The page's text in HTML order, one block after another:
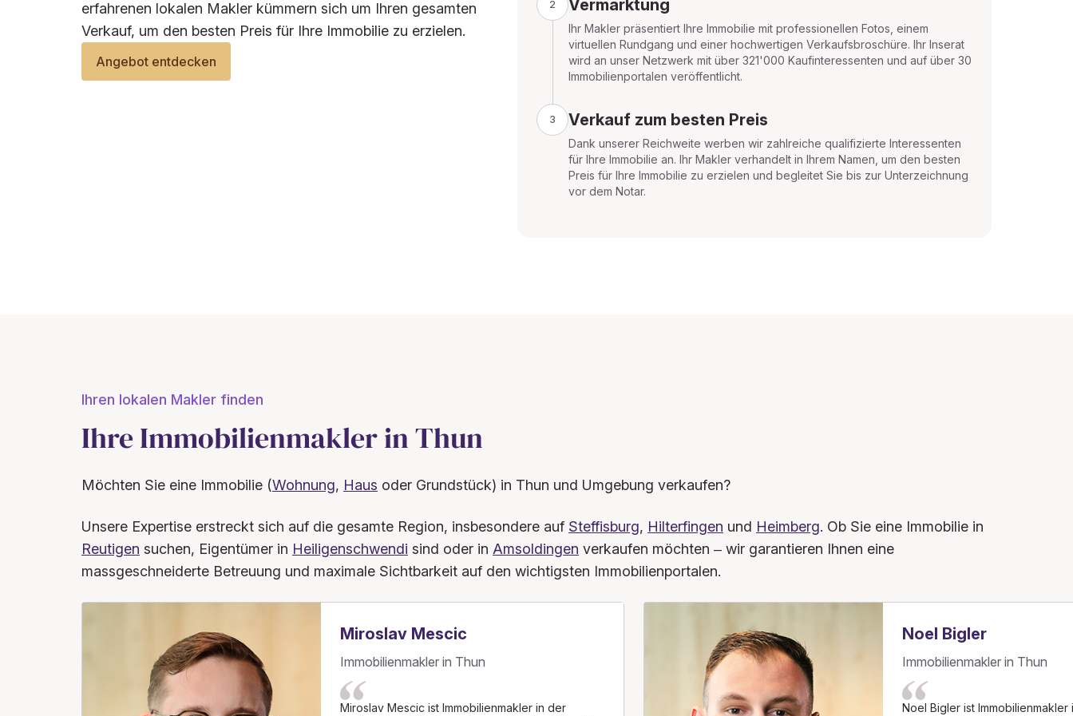
erfahrenen lokalen Makler kümmern sich um Ihren gesamten
Verkauf, um den besten Preis für Ihre Immobilie zu erzielen.
Angebot entdecken
2 Vermarktung
Ihr Makler präsentiert Ihre Immobilie mit professionellen Fotos, einem
virtuellen Rundgang und einer hochwertigen Verkaufsbroschüre. Ihr Inserat
wird an unser Netzwerk mit über 321'000 Kaufinteressenten und auf über 30
Immobilienportalen veröffentlicht.
3 Verkauf zum besten Preis
Dank unserer Reichweite werben wir zahlreiche qualifizierte Interessenten
für Ihre Immobilie an. Ihr Makler verhandelt in Ihrem Namen, um den besten
Preis für Ihre Immobilie zu erzielen und begleitet Sie bis zur Unterzeichnung
vor dem Notar.
Ihren lokalen Makler finden
Ihre Immobilienmakler in Thun
Möchten Sie eine Immobilie (Wohnung, Haus oder Grundstück) in Thun und Umgebung verkaufen?
Unsere Expertise erstreckt sich auf die gesamte Region, insbesondere auf Steffisburg, Hilterfingen und Heimberg. Ob Sie eine Immobilie in
Reutigen suchen, Eigentümer in Heiligenschwendi sind oder in Amsoldingen verkaufen möchten – wir garantieren Ihnen eine
massgeschneiderte Betreuung und maximale Sichtbarkeit auf den wichtigsten Immobilienportalen.
Miroslav Mescic
Immobilienmakler in Thun
Miroslav Mescic ist Immobilienmakler in der
Noel Bigler
Immobilienmakler in Thun
Noel Bigler ist